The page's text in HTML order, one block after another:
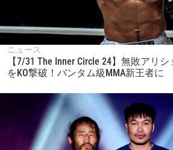
ニュース
【7/31 The Inner Circle 24】無敗アリ
をKO撃破！バンタム級MMA新王者に
対戦相手
大会
最新情報をゲット
ONEチャンピオンシップとどこ
ュース、特別オファー、ライブ
席をゲットするため今すぐ登録
名前（ローマ字で記入）